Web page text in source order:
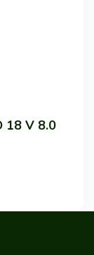
18 V 8.0